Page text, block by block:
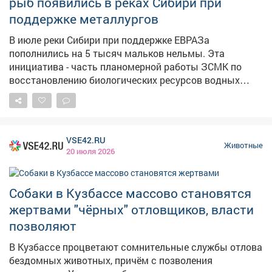
Барсукам больше всего не повезло в Инском обходе
(лимит – 24 особи), Юргинском округе (165),
Новокузнецком округе (26), Таштагольском округе
(157) и Тяжинском округе (22).
поддержке металлургов
В июле реки Сибири при поддержке ЕВРАЗа
пополнились на 5 тысяч мальков нельмы. Эта
инициатива - часть планомерной работы ЗСМК по
восстановлению биологических ресурсов водных
объектов. Всего за прошедшие 5 лет в Обь-Иртышский
бассейн (в основном реки Томь и Кондома) за счёт
хариус и пелядь. По заказу комбината мальков
хозяйствах и выпускают в благоприятную среду
после того, как рыбы достигают необходимого для
выживания в дикой среде веса. За процессом следят
представители Росрыболовства, рыбинспекции и
экологи предприятия. «Для комбината
восстановление водных биоресурсов - это
долгосрочная инвестиция в природное равновесие
региона. Выпуск мальков позволяет поддерживать
VSE42.RU
20 июля 2026
Животные
Собаки в Кузбассе массово становятся
жертвами "чёрных" отловщиков, власти
позволяют
В Кузбассе процветают сомнительные службы отлова
бездомных животных, причём с позволения